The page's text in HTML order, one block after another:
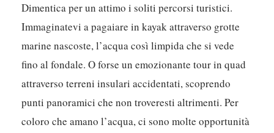
Dimentica per un attimo i soliti percorsi turistici.
Immaginatevi a pagaiare in kayak attraverso grotte
marine nascoste, l’acqua così limpida che si vede
fino al fondale. O forse un emozionante tour in quad
attraverso terreni insulari accidentati, scoprendo
punti panoramici che non troveresti altrimenti. Per
coloro che amano l’acqua, ci sono molte opportunità